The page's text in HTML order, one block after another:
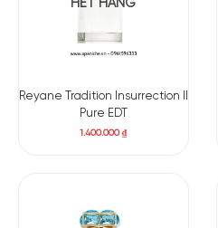
HẾT HÀNG
Reyane Tradition Insurrection II
Pure EDT
1.400.000₫